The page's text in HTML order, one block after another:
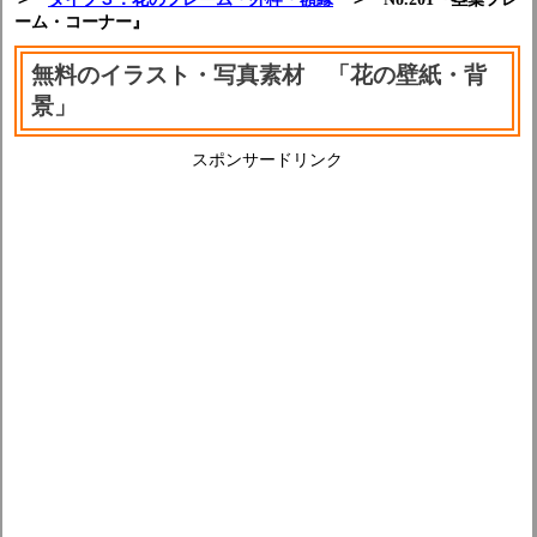
ーム・コーナー』
無料のイラスト・写真素材 「花の壁紙・背
景」
スポンサードリンク